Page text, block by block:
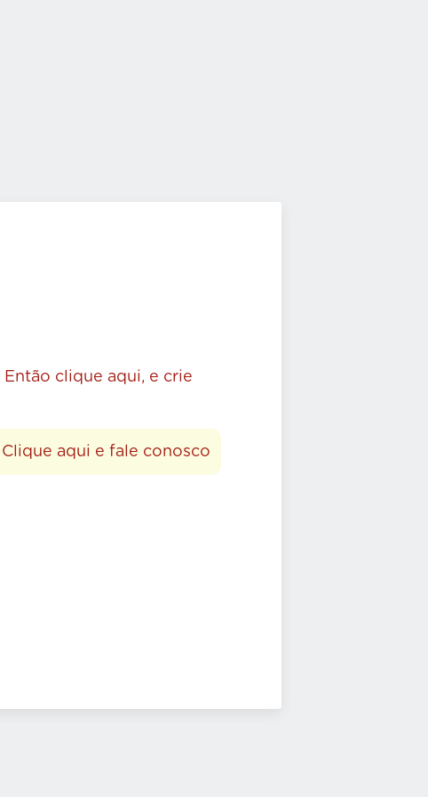
Então clique aqui, e crie
Clique aqui e fale conosco